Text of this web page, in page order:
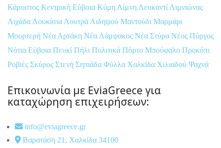
Κάρυστος Κεντρική Εύβοια Κύμη Λίμνη Λευκαντί Λιμνιώνας
Λιχάδα Λουκίσια Λουτρά Αιδηψού Μαντούδι Μαρμάρι
Μουρτερή Νέα Αρτάκη Νέα Λάμψακος Νέα Στύρα Νέος Πύργος
Νότια Εύβοια Πευκί Πήλι Πολιτικά Πόρτο Μπούφαλο Προκόπι
Ροβιές Σκύρος Στενή Σηπιάδα Φύλλα Χαλκίδα Χιλιαδού Ψαχνά
Επικοινωνία με EviaGreece για
καταχώρηση επιχειρήσεων:
info@eviagreece.gr
Βαρατάση 21, Χαλκίδα 34100